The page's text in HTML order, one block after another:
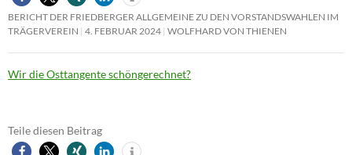
BERICHT DER FRIEDBERGER ALLGEMEINE ZU DEN VORSTANDSWAHLEN IM
TRÄGERVEREIN 4. FEBRUAR 2024 WOLFHARD VON THIENEN
Wir die Osttangente schöngerechnet?
Teile diesen Beitrag